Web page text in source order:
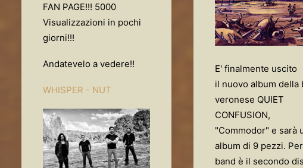
E' finalmente uscito
il nuovo album della
veronese QUIET
CONFUSION,
"Commodor" e sarà
album di 9 pezzi.
band è il secondo
FAN PAGE!!! 5000
Visualizzazioni in pochi
giorni!!!
Andatevelo a vedere!!
WHISPER - NUT